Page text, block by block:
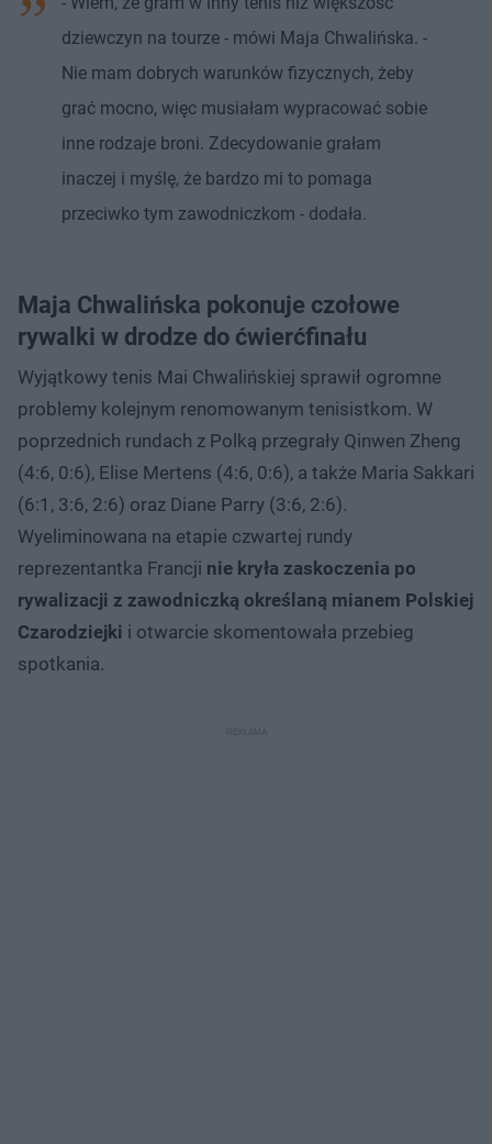
dziewczyn na tourze - mówi Maja Chwalińska. -
Nie mam dobrych warunków fizycznych, żeby
grać mocno, więc musiałam wypracować sobie
inne rodzaje broni. Zdecydowanie grałam
inaczej i myślę, że bardzo mi to pomaga
przeciwko tym zawodniczkom - dodała.
Maja Chwalińska pokonuje czołowe
rywalki w drodze do ćwierćfinału
Wyjątkowy tenis Mai Chwalińskiej sprawił ogromne
problemy kolejnym renomowanym tenisistkom. W
poprzednich rundach z Polką przegrały Qinwen Zheng
(4:6, 0:6), Elise Mertens (4:6, 0:6), a także Maria Sakkari
(6:1, 3:6, 2:6) oraz Diane Parry (3:6, 2:6).
Wyeliminowana na etapie czwartej rundy
reprezentantka Francji nie kryła zaskoczenia po
rywalizacji z zawodniczką określaną mianem Polskiej
Czarodziejki i otwarcie skomentowała przebieg
spotkania.